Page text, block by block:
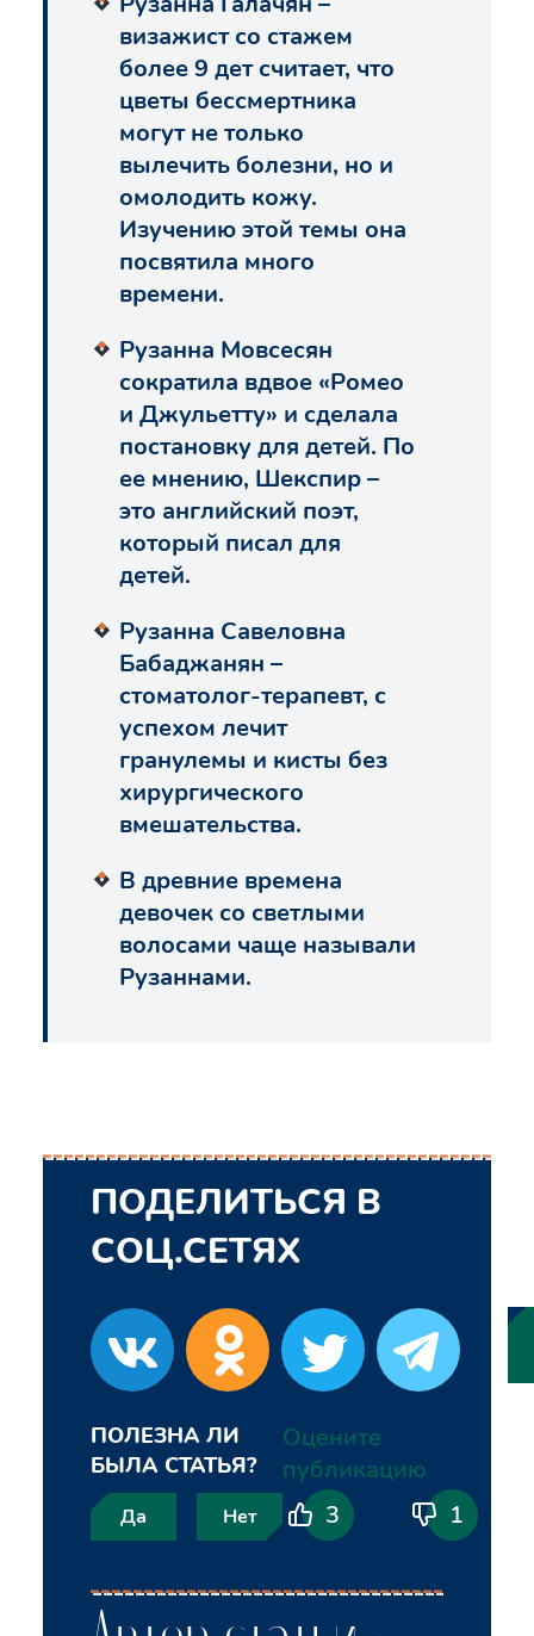
визажист со стажем
более 9 дет считает, что
цветы бессмертника
могут не только
вылечить болезни, но и
омолодить кожу.
Изучению этой темы она
посвятила много
времени.
Рузанна Мовсесян
сократила вдвое «Ромео
и Джульетту» и сделала
постановку для детей. По
ее мнению, Шекспир –
это английский поэт,
который писал для
детей.
Рузанна Савеловна
Бабаджанян –
стоматолог-терапевт, с
успехом лечит
гранулемы и кисты без
хирургического
вмешательства.
В древние времена
девочек со светлыми
волосами чаще называли
Рузаннами.
ПОДЕЛИТЬСЯ В
СОЦ.СЕТЯХ
ПОЛЕЗНА ЛИ
БЫЛА СТАТЬЯ?
Да Нет
Оцените
публикацию
3
1